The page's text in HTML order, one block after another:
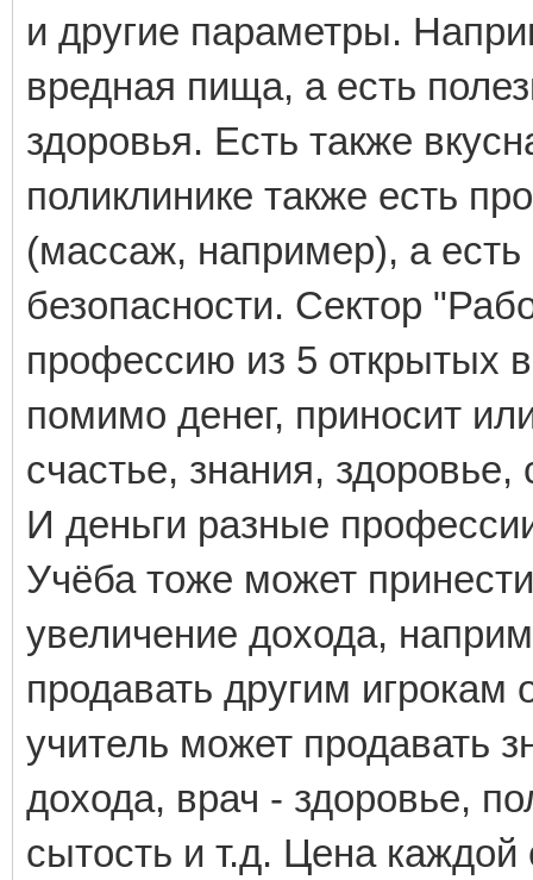
и другие параметры.
вредная пища, а есть
здоровья. Есть также
поликлинике также есть
(массаж, например), а
безопасности. Сектор
профессию из 5 открытых
помимо денег, приносит
счастье, знания,
И деньги разные
Учёба тоже может
увеличение дохода,
продавать другим
учитель может продавать
дохода, врач - здоровье,
сытость и т.д. Цена каждой